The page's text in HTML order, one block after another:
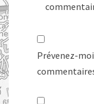
Prévenez-